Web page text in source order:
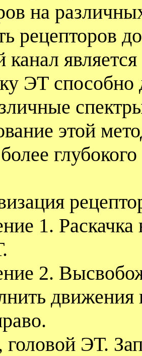
на
рецепторов
канал
ЭТ
этой
1.
2.
движения
головой ЭТ.